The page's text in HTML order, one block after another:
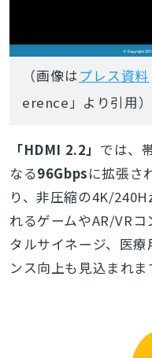
（画像はプレス資料
erence」より引用）
「HDMI 2.2」 では、
なる96Gbpsに拡張さ
り、非圧縮の4K/
れるゲームやAR/VRコ
タルサイネージ、医
ンス向上も見込まれま